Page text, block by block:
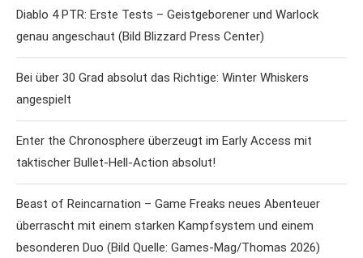
Diablo 4 PTR: Erste Tests – Geistgeborener und Warlock
genau angeschaut (Bild Blizzard Press Center)
Bei über 30 Grad absolut das Richtige: Winter Whiskers
angespielt
Enter the Chronosphere überzeugt im Early Access mit
taktischer Bullet-Hell-Action absolut!
Beast of Reincarnation – Game Freaks neues Abenteuer
überrascht mit einem starken Kampfsystem und einem
besonderen Duo (Bild Quelle: Games-Mag/Thomas 2026)